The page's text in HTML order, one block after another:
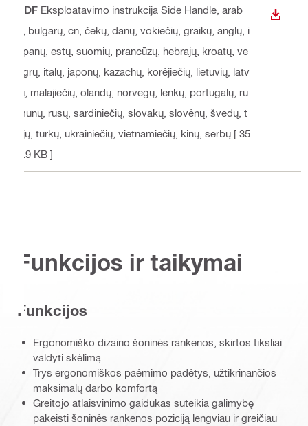
PDF Eksploatavimo instrukcija Side Handle , arab
ų, bulgarų, cn, čekų, danų, vokiečių, graikų, anglų, i
spanų, estų, suomių, prancūzų, hebrajų, kroatų, ve
ngrų, italų, japonų, kazachų, korėjiečių, lietuvių, latv
ių, malajiečių, olandų, norvegų, lenkų, portugalų, ru
munų, rusų, sardiniečių, slovakų, slovėnų, švedų, t
ajų, turkų, ukrainiečių, vietnamiečių, kinų, serbų [ 35
5.9 KB ]
Funkcijos ir taikymai
Funkcijos
Ergonomiško dizaino šoninės rankenos, skirtos tiksliai
valdyti skėlimą
Trys ergonomiškos paėmimo padėtys, užtikrinančios
maksimalų darbo komfortą
Greitojo atlaisvinimo gaidukas suteikia galimybę
pakeisti šoninės rankenos poziciją lengviau ir greičiau